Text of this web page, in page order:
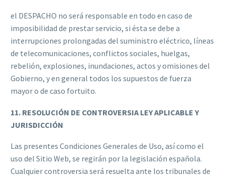
el DESPACHO no será responsable en todo en caso de
imposibilidad de prestar servicio, si ésta se debe a
interrupciones prolongadas del suministro eléctrico, líneas
de telecomunicaciones, conflictos sociales, huelgas,
rebelión, explosiones, inundaciones, actos y omisiones del
Gobierno, y en general todos los supuestos de fuerza
mayor o de caso fortuito.
11. RESOLUCIÓN DE CONTROVERSIA LEY APLICABLE Y
JURISDICCIÓN
Las presentes Condiciones Generales de Uso, así como el
uso del Sitio Web, se regirán por la legislación española.
Cualquier controversia será resuelta ante los tribunales de